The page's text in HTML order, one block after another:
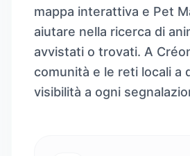
mappa interattiva e Pet
aiutare nella ricerca di
avvistati o trovati. A
comunità e le reti locali a
visibilità a ogni